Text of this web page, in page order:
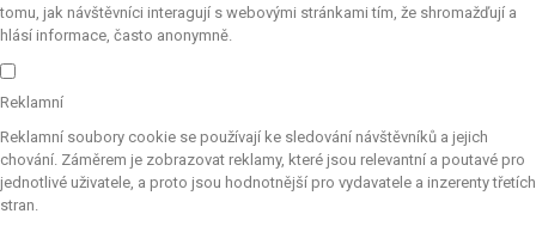
tomu, jak návštěvníci interagují s webovými stránkami tím, že shromažďují a
hlásí informace, často anonymně.
Reklamní
Reklamní soubory cookie se používají ke sledování návštěvníků a jejich
chování. Záměrem je zobrazovat reklamy, které jsou relevantní a poutavé pro
jednotlivé uživatele, a proto jsou hodnotnější pro vydavatele a inzerenty třetích
stran.